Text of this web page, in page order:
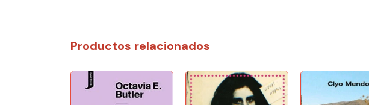
Productos relacionados